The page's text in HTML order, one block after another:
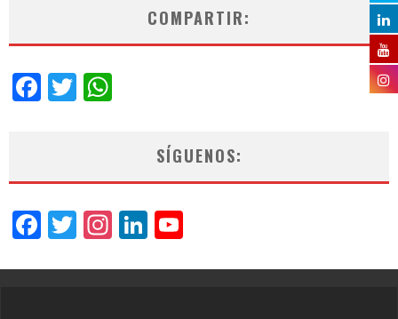
COMPARTIR:
Facebook
Twitter
SÍGUENOS:
Facebook
Twitter
Instagram
LinkedIn